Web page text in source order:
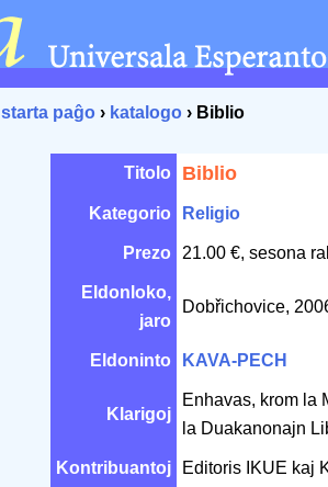
starta paĝo › katalogo › Biblio
Titolo Biblio
Kategorio Religio
Prezo 21.00 €, sesona
Eldonloko,
jaro
Dobřichovice,
Eldoninto KAVA-PECH
Klarigoj
Enhavas, krom la
la Duakanonajn
Kontribuantoj Editoris IKUE kaj